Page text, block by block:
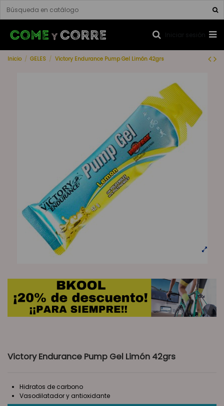
Iniciar sesión
Inicio GELES Victory Endurance Pump Gel Limón 42grs
Victory Endurance Pump Gel Limón 42grs
Hidratos de carbono
Vasodilatador y antioxidante